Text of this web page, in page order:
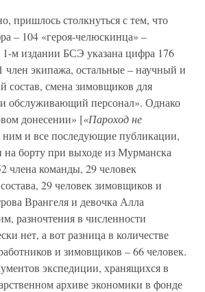
пришлось столкнуться с тем, что
– 104 «героя-челюскинца» –
м издании БСЭ указана цифра 176
член экипажа, остальные – научный и
состав, смена зимовщиков для
и обслуживающий персонал». Однако
донесении» [«Пароход не
ним и все последующие публикации,
на борту при выходе из Мурманска
члена команды, 29 человек
29 человек зимовщиков и
Врангеля и девочка Алла
разночтения в численности
нет, а вот разница в количестве
и зимовщиков – 66 человек.
экспедиции, хранящихся в
архиве экономики в фонде